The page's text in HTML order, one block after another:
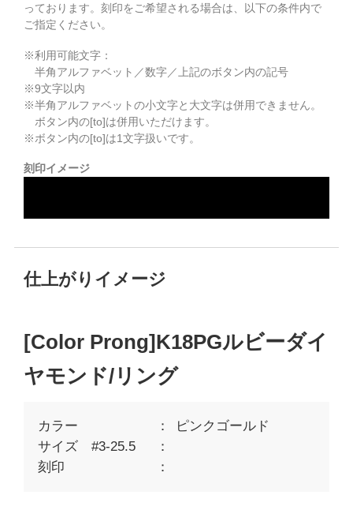
っております。 刻印をご希望される場合は、以下の条件内で
ご指定ください。
※利用可能文字：
半角アルファベット／数字／上記のボタン内の記号
※9文字以内
※半角アルファベットの小文字と大文字は併用できません。
ボタン内の[to]は併用いただけます。
※ボタン内の[to]は1文字扱いです。
刻印イメージ
仕上がりイメージ
[Color Prong]K18PGルビーダイ
ヤモンド/リング
カラー
ピンクゴールド
サイズ #3-25.5
刻印